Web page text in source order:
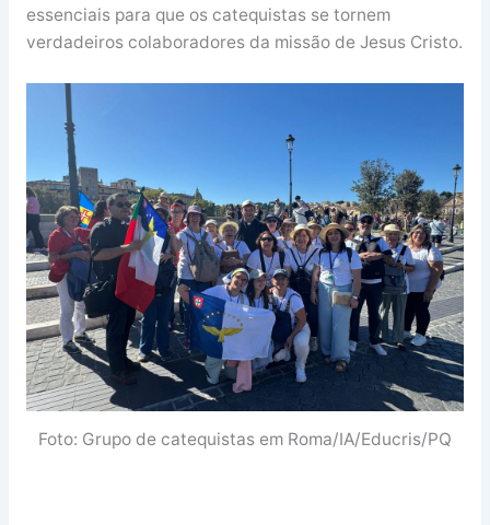
essenciais para que os catequistas se tornem
verdadeiros colaboradores da missão de Jesus Cristo.
Foto: Grupo de catequistas em Roma/IA/Educris/PQ